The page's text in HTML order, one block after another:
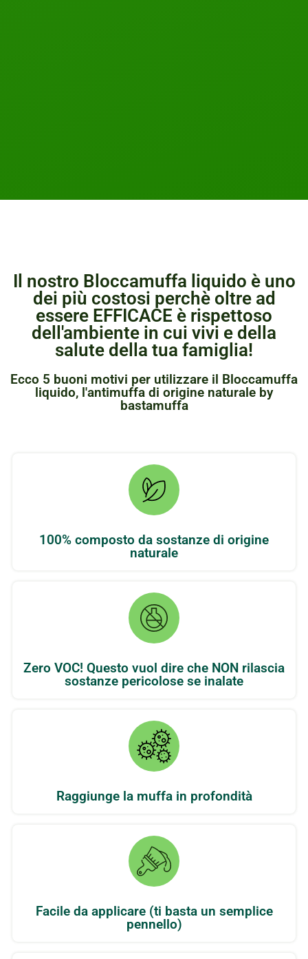
Il nostro Bloccamuffa liquido è uno
dei più costosi perchè oltre ad
essere EFFICACE è rispettoso
dell'ambiente in cui vivi e della
salute della tua famiglia!
Ecco 5 buoni motivi per utilizzare il Bloccamuffa
liquido, l'antimuffa di origine naturale by
bastamuffa
100% composto da sostanze di origine
naturale
Zero VOC! Questo vuol dire che NON rilascia
sostanze pericolose se inalate
Raggiunge la muffa in profondità
Facile da applicare (ti basta un semplice
pennello)